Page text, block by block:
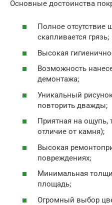
Основные достоинства
Полное отсутствие
скапливается грязь;
Высокая
Возможность
демонтажа;
Уникальный
повторить дважды;
Приятная на ощупь,
отличие от камня);
Высокая
повреждениях;
Минимальная
площадь;
Огромный выбор